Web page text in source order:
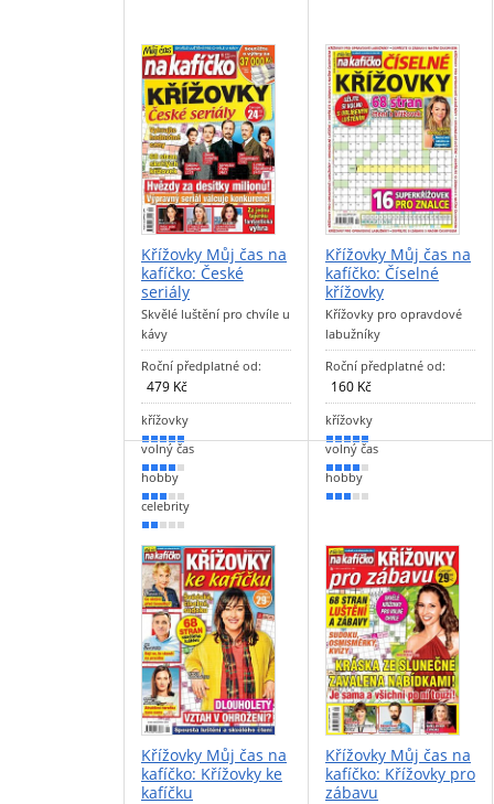
Křížovky Můj čas na
kafíčko: České
seriály
Skvělé luštění pro chvíle u
kávy
Roční předplatné od:
479 Kč
křížovky
90 %
volný čas
70 %
hobby
50 %
celebrity
40 %
Křížovky Můj čas na
kafíčko: Číselné
křížovky
Křížovky pro opravdové
labužníky
Roční předplatné od:
160 Kč
křížovky
90 %
volný čas
70 %
hobby
50 %
Křížovky Můj čas na
kafíčko: Křížovky ke
kafíčku
Křížovky Můj čas na
kafíčko: Křížovky pro
zábavu